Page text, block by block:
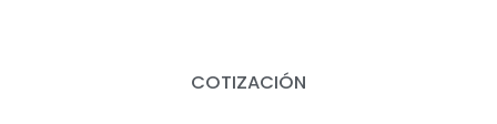
COTIZACIÓN